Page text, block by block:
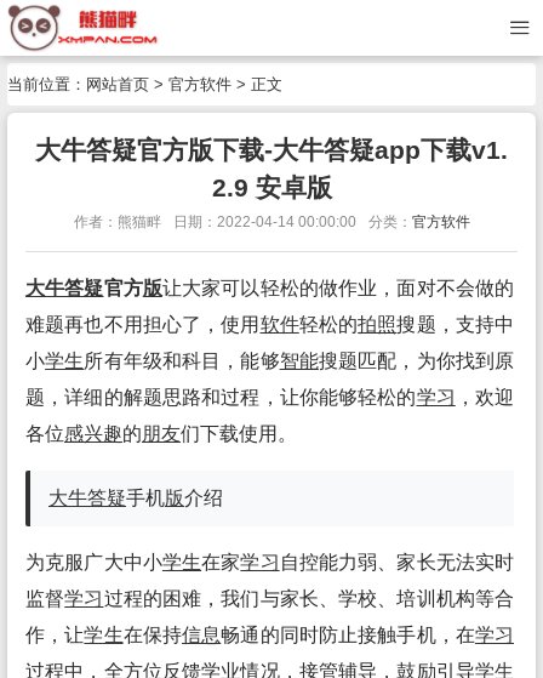
当前位置： 网站首页 > 官方软件 > 正文
大牛答疑官方版下载-大牛答疑app下载v1.
2.9 安卓版
作者：熊猫畔 日期：2022-04-14 00:00:00 分类： 官方软件
大牛答疑官方版让大家可以轻松的做作业，面对不会做的
难题再也不用担心了，使用 软件轻松的拍照搜题，支持中
小学生所有年级和科目，能够智能搜题匹配，为你找到原
题，详细的解题思路和过程，让你能够轻松的学习 ，欢迎
各位感兴趣的朋友们下载使用。
大牛答疑手机版介绍
为克服广大中小学生在家学习 自控能力弱、家长无法实时
监督学习过程的困难，我们与家长、学校、培训机构等合
作，让学生在保持信息畅通的同时防止接触手机，在学习
过程中，全方位反馈学业情况，接管辅导，鼓励引导学生